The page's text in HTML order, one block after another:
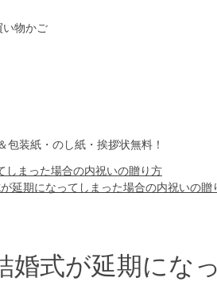
い物かご
装紙・のし紙・挨拶状無料！
しまった場合の内祝いの贈り方
延期になってしまった場合の内祝いの贈
婚式が延期にな